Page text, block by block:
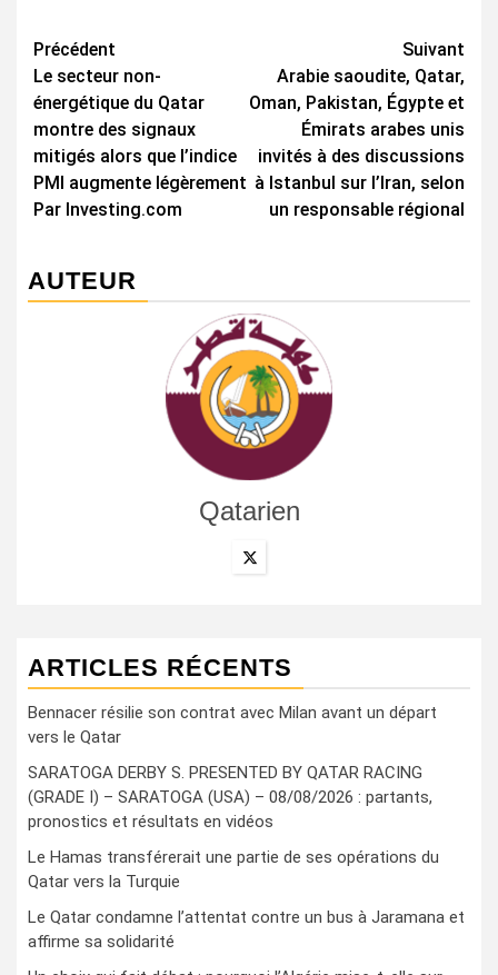
Navigation
d’article
Précédent
Le secteur non-
énergétique du Qatar
montre des signaux
mitigés alors que l’indice
PMI augmente légèrement
Par Investing.com
Suivant
Arabie saoudite, Qatar,
Oman, Pakistan, Égypte et
Émirats arabes unis
invités à des discussions
à Istanbul sur l’Iran, selon
un responsable régional
AUTEUR
Qatarien
ARTICLES RÉCENTS
Bennacer résilie son contrat avec Milan avant un départ
vers le Qatar
SARATOGA DERBY S. PRESENTED BY QATAR RACING
(GRADE I) – SARATOGA (USA) – 08/08/2026 : partants,
pronostics et résultats en vidéos
Le Hamas transférerait une partie de ses opérations du
Qatar vers la Turquie
Le Qatar condamne l’attentat contre un bus à Jaramana et
affirme sa solidarité